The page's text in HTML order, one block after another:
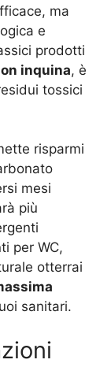
ma
e
prodotti
inquina, è
tossici
risparmi
mesi
più
per WC,
otterrai
sanitari.